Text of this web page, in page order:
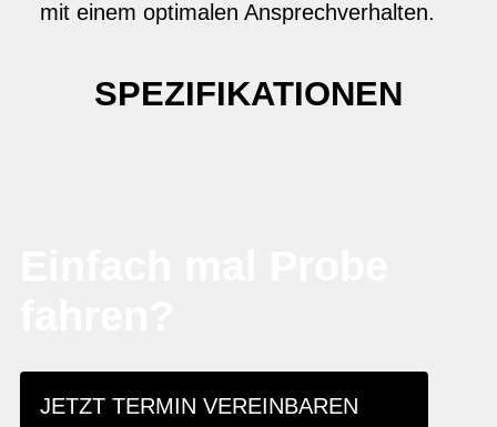
mit einem optimalen Ansprechverhalten.
SPEZIFIKATIONEN
JETZT TERMIN VEREINBAREN